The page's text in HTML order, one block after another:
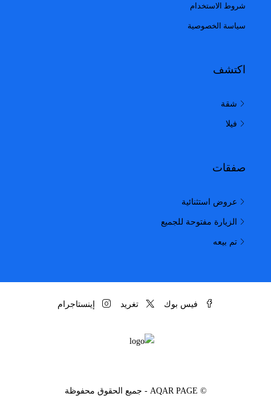
شروط الاستخدام
سياسة الخصوصية
اكتشف
شقة
فيلا
صفقات
عروض استثنائية
الزيارة مفتوحة للجميع
تم بيعه
فيس بوك تغريد إينستاجرام
© AQAR PAGE - جميع الحقوق محفوظة